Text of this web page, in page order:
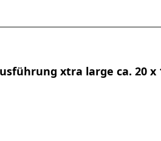
xtra large ca. 20 x